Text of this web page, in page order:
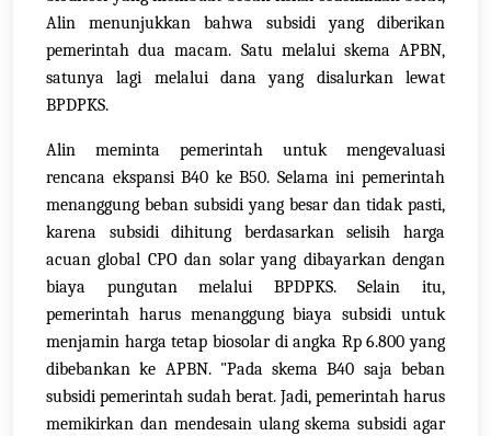
Alin menunjukkan bahwa subsidi yang diberikan
pemerintah dua macam. Satu melalui skema APBN,
satunya lagi melalui dana yang disalurkan lewat
BPDPKS.
Alin meminta pemerintah untuk mengevaluasi
rencana ekspansi B40 ke B50. Selama ini pemerintah
menanggung beban subsidi yang besar dan tidak pasti,
karena subsidi dihitung berdasarkan selisih harga
acuan global CPO dan solar yang dibayarkan dengan
biaya pungutan melalui BPDPKS. Selain itu,
pemerintah harus menanggung biaya subsidi untuk
menjamin harga tetap biosolar di angka Rp 6.800 yang
dibebankan ke APBN. "Pada skema B40 saja beban
subsidi pemerintah sudah berat. Jadi, pemerintah harus
memikirkan dan mendesain ulang skema subsidi agar